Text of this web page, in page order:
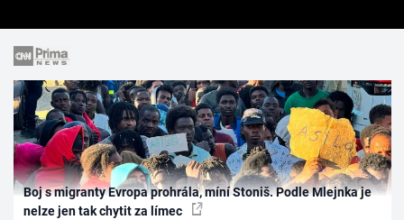
Boj s migranty Evropa prohrála, míní Stoniš. Podle Mlejnka je
nelze jen tak chytit za límec